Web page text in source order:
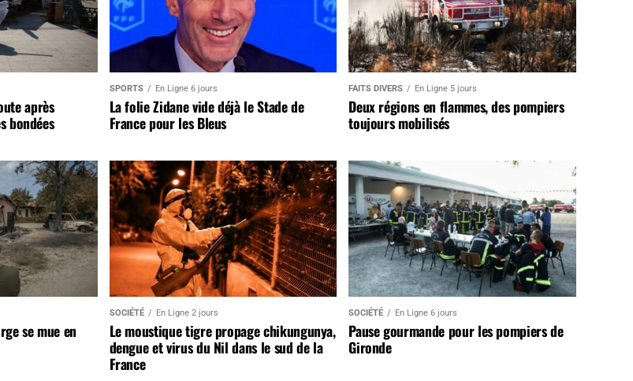
après
bondées
SPORTS En Ligne 6 jours
La folie Zidane vide déjà le Stade de
France pour les Bleus
FAITS DIVERS En Ligne 5 jours
Deux régions en flammes, des pompiers
toujours mobilisés
se mue en
SOCIÉTÉ En Ligne 2 jours
Le moustique tigre propage chikungunya,
dengue et virus du Nil dans le sud de la
France
SOCIÉTÉ En Ligne 6 jours
Pause gourmande pour les pompiers de
Gironde